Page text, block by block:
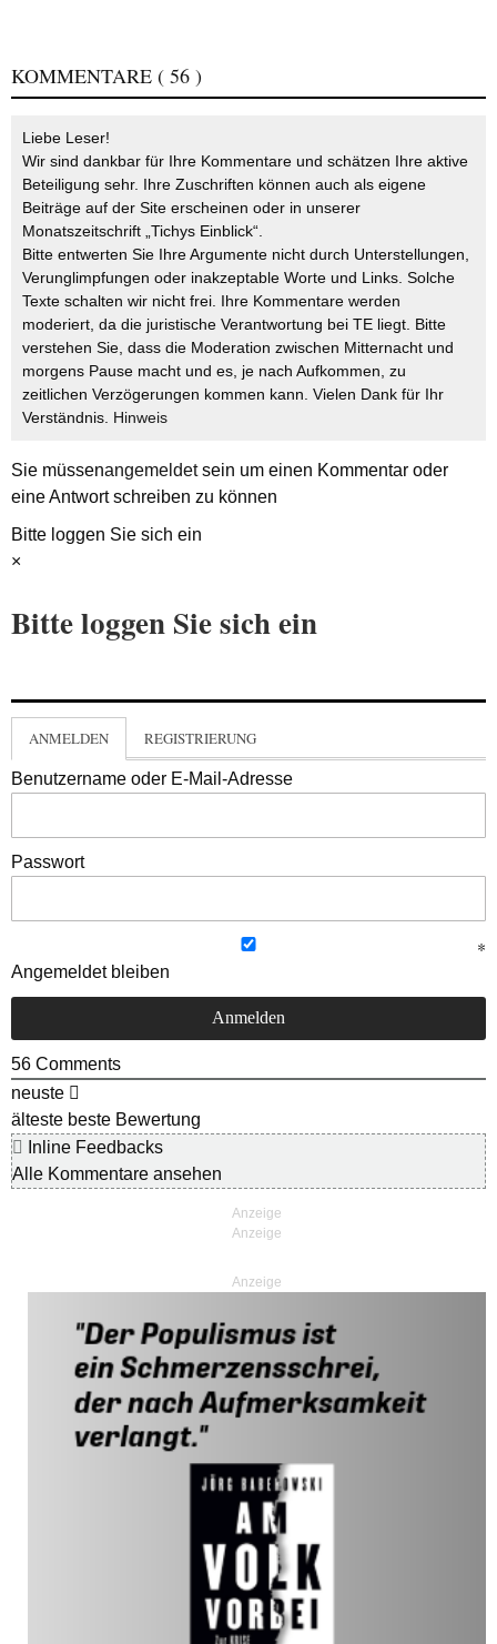
KOMMENTARE ( 56 )
Liebe Leser!
Wir sind dankbar für Ihre Kommentare und schätzen Ihre aktive
Beteiligung sehr. Ihre Zuschriften können auch als eigene
Beiträge auf der Site erscheinen oder in unserer
Monatszeitschrift „Tichys Einblick“.
Bitte entwerten Sie Ihre Argumente nicht durch Unterstellungen,
Verunglimpfungen oder inakzeptable Worte und Links. Solche
Texte schalten wir nicht frei. Ihre Kommentare werden
moderiert, da die juristische Verantwortung bei TE liegt. Bitte
verstehen Sie, dass die Moderation zwischen Mitternacht und
morgens Pause macht und es, je nach Aufkommen, zu
zeitlichen Verzögerungen kommen kann. Vielen Dank für Ihr
Verständnis. Hinweis
Sie müssenangemeldetsein um einen Kommentar oder
eine Antwort schreiben zu können
Bitte loggen Sie sich ein
×
Bitte loggen Sie sich ein
ANMELDEN REGISTRIERUNG
Benutzername oder E-Mail-Adresse
Passwort
Angemeldet bleiben
56 Comments
neuste
älteste beste Bewertung
Inline Feedbacks
Alle Kommentare ansehen
Anzeige